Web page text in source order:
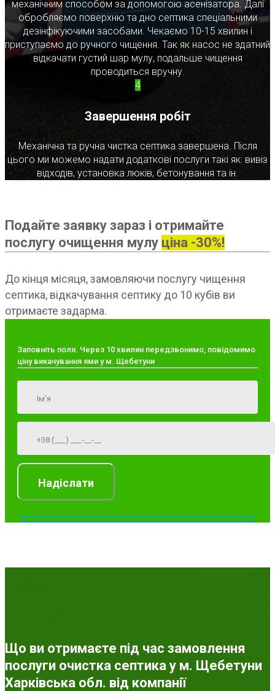
механічним способом за допомогою асенізатора. Далі
обробляємо поверхню та дно септика спеціальними
дезінфікуючими засобами. Чекаємо 10-15 хвилин і
приступаємо до ручного чищення. Так як насос не здатний
відкачати густий шар мулу, подальше чищення
проводиться вручну.
4
Завершення робіт
Механічна та ручна чистка септика завершена. Після
цього ми можемо надати додаткові послуги такі як: вивіз
відходів, установка люків, бетонування та ін.
Подайте заявку зараз і отримайте
послугу очищення мулу ціна -30%!
До кінця місяця, замовляючи послугу чищення
септика, відкачування септику до 10 кубів ви
отримаєте задарма.
Заповніть поля. Через 10 хвилин передзвонимо, повідомимо
ціну викачування ями у м. Щебетуни
Що ви отримаєте під час замовлення
послуги очистка септика у м. Щебетуни
Харківська обл. від компанії